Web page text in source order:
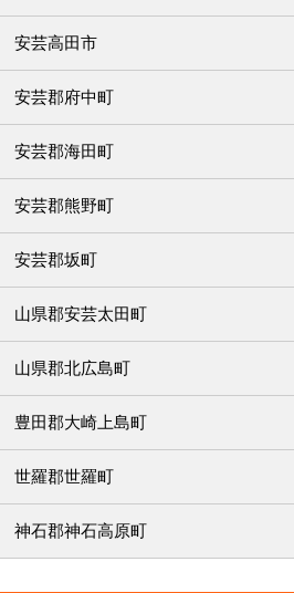
安芸高田市
安芸郡府中町
安芸郡海田町
安芸郡熊野町
安芸郡坂町
山県郡安芸太田町
山県郡北広島町
豊田郡大崎上島町
世羅郡世羅町
神石郡神石高原町